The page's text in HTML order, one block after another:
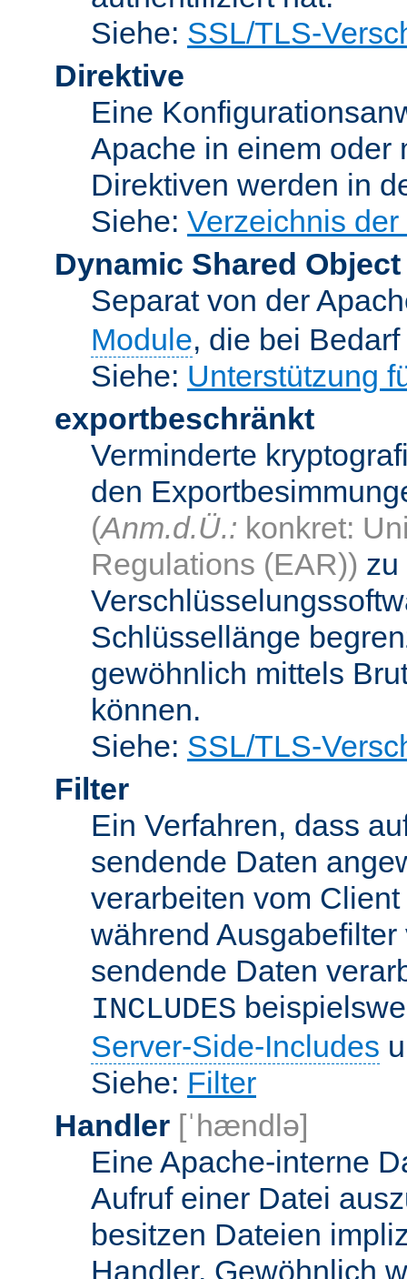
Siehe: SSL/TLS-
Direktive
Eine
Apache in einem oder
Direktiven werden in
Siehe: Verzeichnis
Dynamic Shared Object
Separat von der
Module, die bei
Siehe: Unterstützung
exportbeschränkt
Verminderte
den
(Anm.d.Ü.: konkret:
Regulations (EAR)) zu
Schlüssellänge
gewöhnlich mittels
können.
Siehe: SSL/TLS-
Filter
Ein Verfahren, dass
sendende Daten
verarbeiten vom
während
sendende Daten
INCLUDES
Server-Side-Includes
Siehe: Filter
Handler [ˈhændlə]
Eine Apache-interne
Aufruf einer Datei
besitzen Dateien
Handler. Gewöhnlich